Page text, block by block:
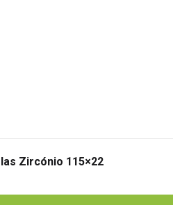
Zircónio 115×22